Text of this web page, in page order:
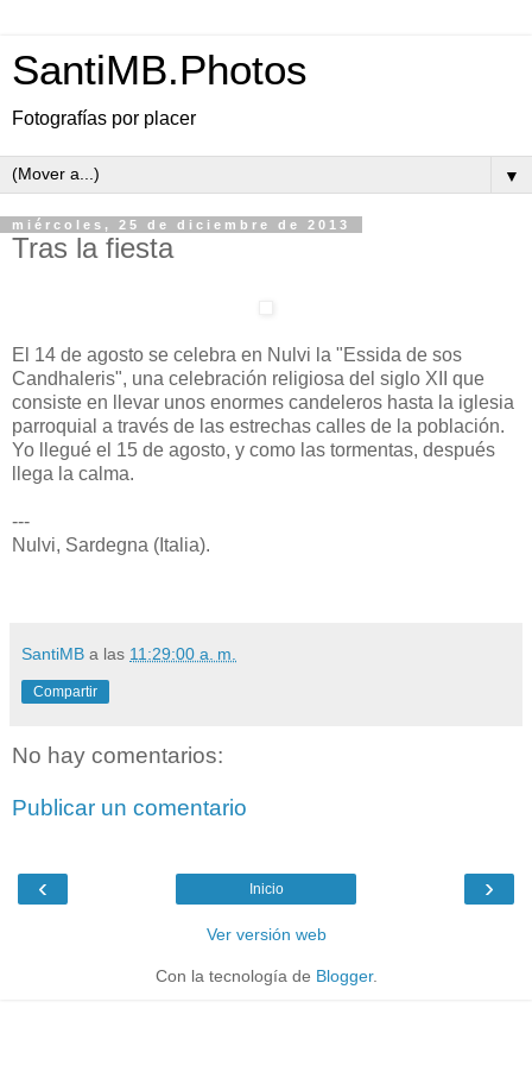
SantiMB.Photos
Fotografías por placer
▼
miércoles, 25 de diciembre de 2013
Tras la fiesta
El 14 de agosto se celebra en Nulvi la "Essida de sos
Candhaleris", una celebración religiosa del siglo XII que
consiste en llevar unos enormes candeleros hasta la iglesia
parroquial a través de las estrechas calles de la población.
Yo llegué el 15 de agosto, y como las tormentas, después
llega la calma.
---
Nulvi, Sardegna (Italia).
SantiMB a las 11:29:00 a. m.
Compartir
No hay comentarios:
Publicar un comentario
‹ ›
Inicio
Ver versión web
Con la tecnología de Blogger.